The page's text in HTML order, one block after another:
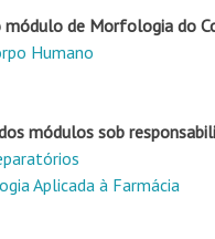
módulo de Morfologia do
Humano
módulos sob
Aplicada à Farmácia